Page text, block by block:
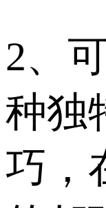
2、
种独
巧，